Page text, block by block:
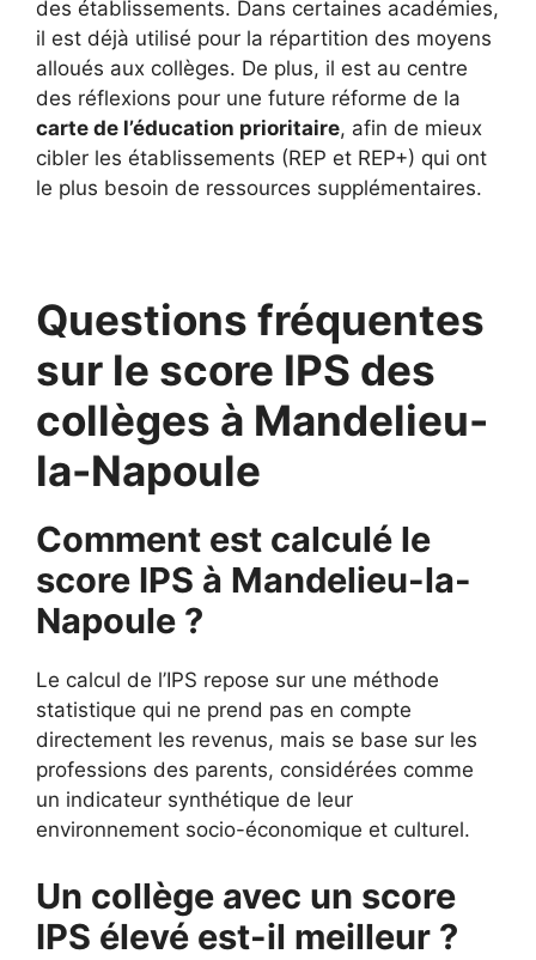
des établissements. Dans certaines académies,
il est déjà utilisé pour la répartition des moyens
alloués aux collèges. De plus, il est au centre
des réflexions pour une future réforme de la
carte de l’éducation prioritaire, afin de mieux
cibler les établissements (REP et REP+) qui ont
le plus besoin de ressources supplémentaires.
Questions fréquentes
sur le score IPS des
collèges à Mandelieu-
la-Napoule
Comment est calculé le
score IPS à Mandelieu-la-
Napoule ?
Le calcul de l’IPS repose sur une méthode
statistique qui ne prend pas en compte
directement les revenus, mais se base sur les
professions des parents, considérées comme
un indicateur synthétique de leur
environnement socio-économique et culturel.
Un collège avec un score
IPS élevé est-il meilleur ?